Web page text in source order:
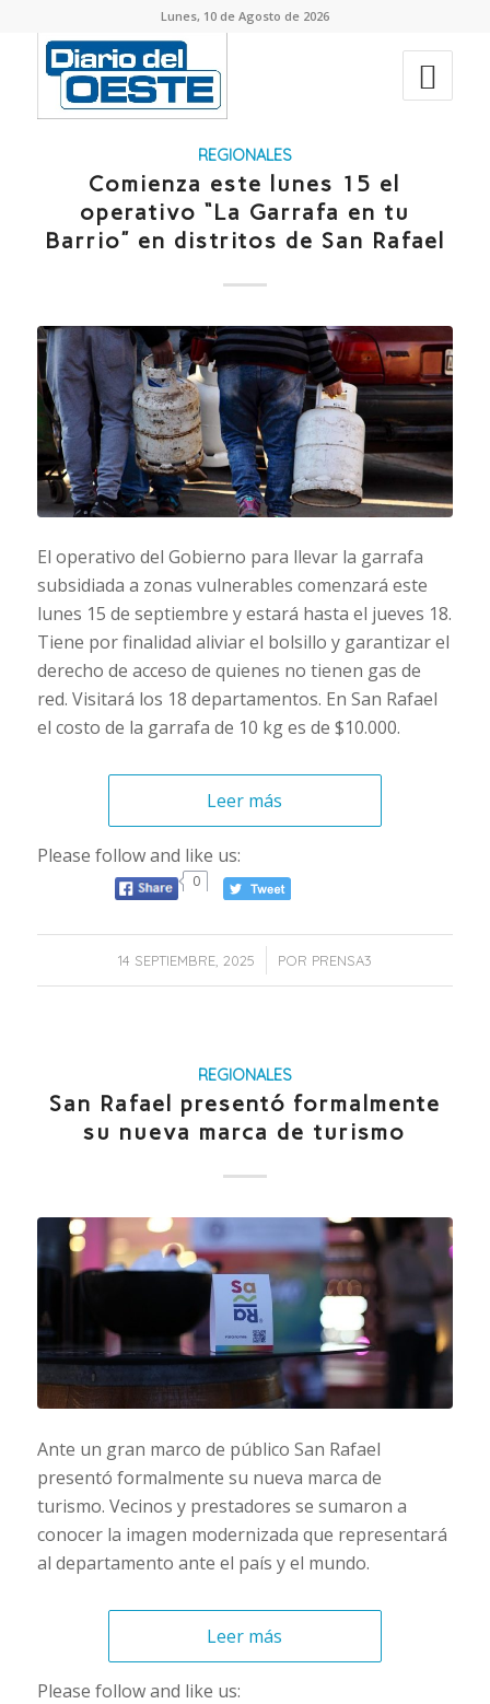
Lunes, 10 de Agosto de 2026
REGIONALES
Comienza este lunes 15 el
operativo “La Garrafa en tu
Barrio” en distritos de San Rafael
El operativo del Gobierno para llevar la garrafa
subsidiada a zonas vulnerables comenzará este
lunes 15 de septiembre y estará hasta el jueves 18.
Tiene por finalidad aliviar el bolsillo y garantizar el
derecho de acceso de quienes no tienen gas de
red. Visitará los 18 departamentos. En San Rafael
el costo de la garrafa de 10 kg es de $10.000.
Leer más
Please follow and like us:
0
14 SEPTIEMBRE, 2025
/ POR PRENSA3
REGIONALES
San Rafael presentó formalmente
su nueva marca de turismo
Ante un gran marco de público San Rafael
presentó formalmente su nueva marca de
turismo. Vecinos y prestadores se sumaron a
conocer la imagen modernizada que representará
al departamento ante el país y el mundo.
Leer más
Please follow and like us: